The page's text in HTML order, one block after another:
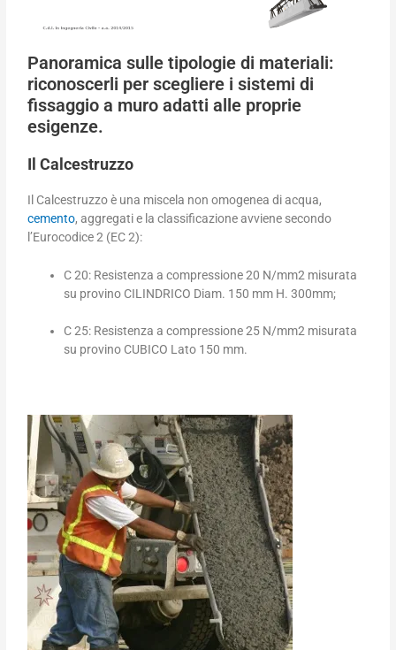
Panoramica sulle tipologie di materiali:
riconoscerli per scegliere i sistemi di
fissaggio a muro adatti alle proprie
esigenze.
Il Calcestruzzo
Il Calcestruzzo è una miscela non omogenea di acqua,
cemento, aggregati e la classificazione avviene secondo
l’Eurocodice 2 (EC 2):
C 20: Resistenza a compressione 20 N/mm2 misurata
su provino CILINDRICO Diam. 150 mm H. 300mm;
C 25: Resistenza a compressione 25 N/mm2 misurata
su provino CUBICO Lato 150 mm.